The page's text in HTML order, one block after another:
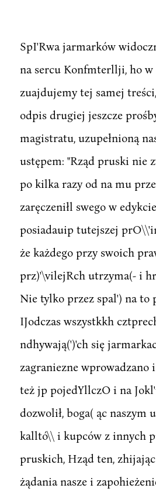
SpI'Rwa jarmarków
na sercu Konfmterllji, ho w
zuajdujemy tej samej
odpis drugiej jeszcze
magistratu, uzupełnioną
ustępem: "Rząd pruski nie
po kilka razy od na mu
zaręczeniłl swego w
posiadauip tutejszej
że każdego przy swoich
prz)'\vilejRch utrzyma(- i
Nie tylko przez spal') na to
IJodczas wszystkkh
ndhywają(')'ch się
zagraniezne wprowadzano
też jp pojedYllczO i na
dozwolił, boga( ąc naszym
kalltó\\ i kupców z innych
pruskich, Hząd ten,
żądania nasze i